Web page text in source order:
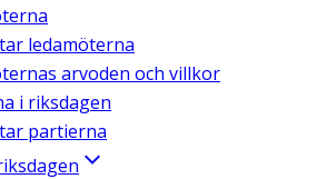
ledamöterna
arvoden och villkor
i riksdagen
partierna